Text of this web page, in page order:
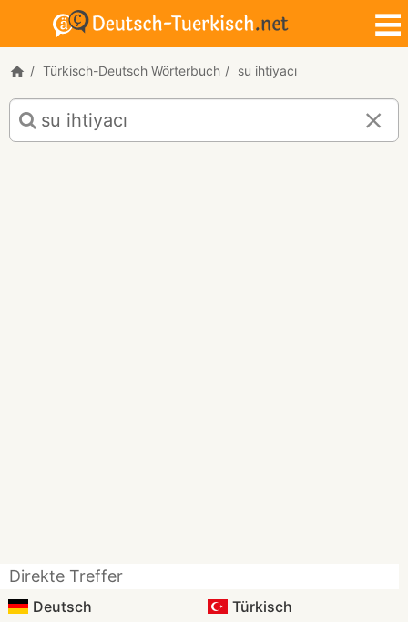
Türkisch-Deutsch Wörterbuch su ihtiyacı
Türkisch-
Deutsch
Übersetzung
Direkte Treffer
Deutsch Türkisch